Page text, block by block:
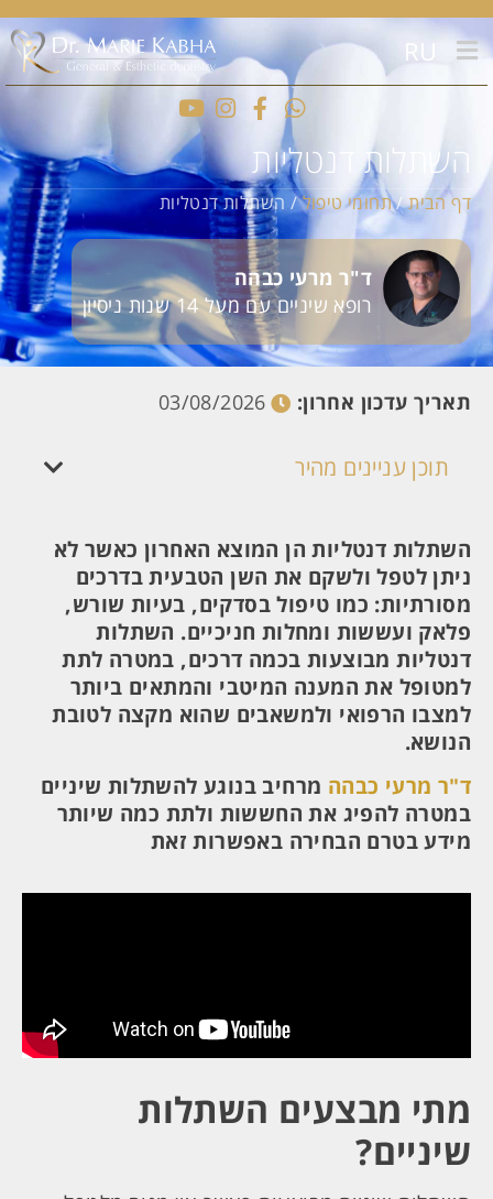
RU
השתלות דנטליות
דף הבית/תחומי טיפול/ השתלות דנטליות
ד"ר מרעי כבהה
רופא שיניים עם מעל 14 שנות ניסיון
תאריך עדכון אחרון: 03/08/2026
תוכן עניינים מהיר
השתלות דנטליות הן המוצא האחרון כאשר לא
ניתן לטפל ולשקם את השן הטבעית בדרכים
מסורתיות: כמו טיפול בסדקים, בעיות שורש,
פלאק ועששות ומחלות חניכיים. השתלות
דנטליות מבוצעות בכמה דרכים, במטרה לתת
למטופל את המענה המיטבי והמתאים ביותר
למצבו הרפואי ולמשאבים שהוא מקצה לטובת
הנושא.
ד"ר מרעי כבהה מרחיב בנוגע להשתלות שיניים
במטרה להפיג את החששות ולתת כמה שיותר
מידע בטרם הבחירה באפשרות זאת
מתי מבצעים השתלות
שיניים?